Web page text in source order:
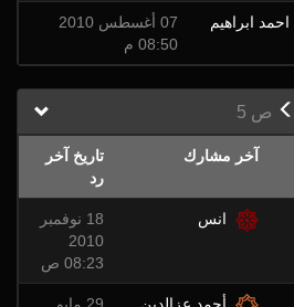
احمد ابراهيم
07 أغسطس 2010
08:50 م
ص
آخر مشارك
تاريخ آخر
رد
انس
18 نوفمبر
2010
08:23 ص